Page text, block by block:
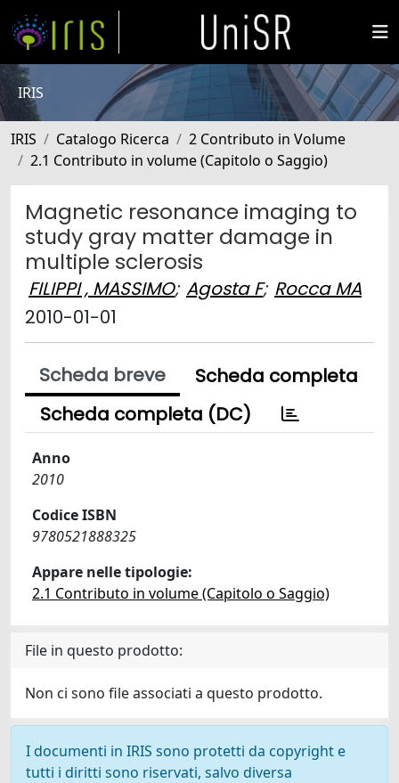
IRIS
IRIS Catalogo Ricerca
2 Contributo in Volume
2.1 Contributo in volume (Capitolo o Saggio)
Magnetic resonance imaging to
study gray matter damage in
multiple sclerosis
FILIPPI , MASSIMO; Agosta F; Rocca MA
2010-01-01
Scheda breve
Scheda completa
Scheda completa (DC)
Anno
2010
Codice ISBN
9780521888325
Appare nelle tipologie:
2.1 Contributo in volume (Capitolo o Saggio)
File in questo prodotto:
Non ci sono file associati a questo prodotto.
I documenti in IRIS sono protetti da copyright e
tutti i diritti sono riservati, salvo diversa